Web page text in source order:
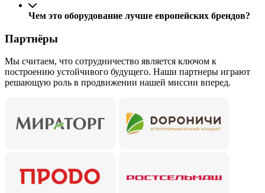
Чем это оборудование лучше европейских брендов?
Партнёры
Мы считаем, что сотрудничество является ключом к
построению устойчивого будущего. Наши партнеры играют
решающую роль в продвижении нашей миссии вперед.